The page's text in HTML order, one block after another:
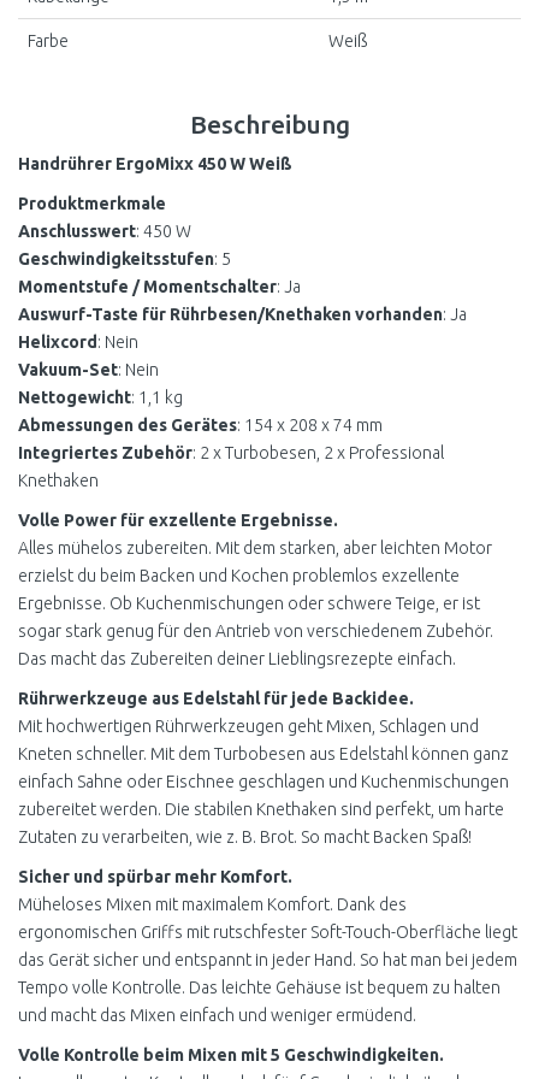
Beschreibung
Handrührer ErgoMixx 450 W Weiß
Produktmerkmale
Anschlusswert: 450 W
Geschwindigkeitsstufen: 5
Momentstufe / Momentschalter: Ja
Auswurf-Taste für Rührbesen/Knethaken vorhanden: Ja
Helixcord : Nein
Vakuum-Set: Nein
Nettogewicht: 1,1 kg
Abmessungen des Gerätes: 154 x 208 x 74 mm
Integriertes Zubehör: 2 x Turbobesen, 2 x Professional
Knethaken
Volle Power für exzellente Ergebnisse.
Alles mühelos zubereiten. Mit dem starken, aber leichten Motor
erzielst du beim Backen und Kochen problemlos exzellente
Ergebnisse. Ob Kuchenmischungen oder schwere Teige, er ist
sogar stark genug für den Antrieb von verschiedenem Zubehör.
Das macht das Zubereiten deiner Lieblingsrezepte einfach.
Rührwerkzeuge aus Edelstahl für jede Backidee.
Mit hochwertigen Rührwerkzeugen geht Mixen, Schlagen und
Kneten schneller. Mit dem Turbobesen aus Edelstahl können ganz
einfach Sahne oder Eischnee geschlagen und Kuchenmischungen
zubereitet werden. Die stabilen Knethaken sind perfekt, um harte
Zutaten zu verarbeiten, wie z. B. Brot. So macht Backen Spaß!
Sicher und spürbar mehr Komfort.
Müheloses Mixen mit maximalem Komfort. Dank des
ergonomischen Griffs mit rutschfester Soft-Touch-Oberfläche liegt
das Gerät sicher und entspannt in jeder Hand. So hat man bei jedem
Tempo volle Kontrolle. Das leichte Gehäuse ist bequem zu halten
und macht das Mixen einfach und weniger ermüdend.
Volle Kontrolle beim Mixen mit 5 Geschwindigkeiten.
Farbe Weiß